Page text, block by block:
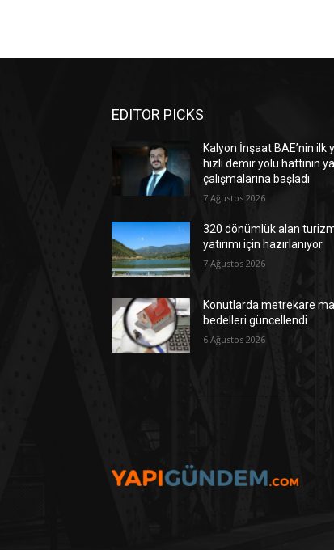
EDITOR PICKS
Kalyon İnşaat BAE’nin ilk
hızlı demir yolu hattının
çalışmalarına başladı
7 Ağustos 2026
320 dönümlük alan
yatırımı için hazırlanıyor
7 Ağustos 2026
Konutlarda metrekare
bedelleri güncellendi
6 Ağustos 2026